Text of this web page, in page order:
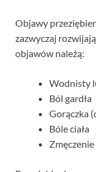
Objawy
zazwyczaj
objawów należą:
Wodnisty
Ból gardła
Gorączka
Bóle ciała
Zmęczenie